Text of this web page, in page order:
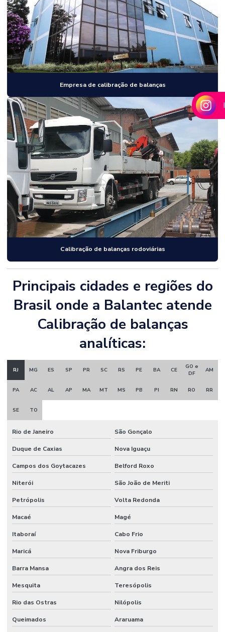
Empresa de calibração de balanças
Calibração de balanças rodoviárias
Principais cidades e regiões do
Brasil onde a Balantec atende
Calibração de balanças
analíticas:
RJ MG ES SP PR SC RS PE BA CE
GO e
DF
AM
PA AC AL AP MA MT MS PB PI RN RO RR
SE TO
Rio de Janeiro São Gonçalo
Duque de Caxias Nova Iguaçu
Campos dos Goytacazes Belford Roxo
Niterói São João de Meriti
Petrópolis Volta Redonda
Macaé Magé
Itaboraí Cabo Frio
Maricá Nova Friburgo
Barra Mansa Angra dos Reis
Mesquita Teresópolis
Rio das Ostras Nilópolis
Queimados Araruama